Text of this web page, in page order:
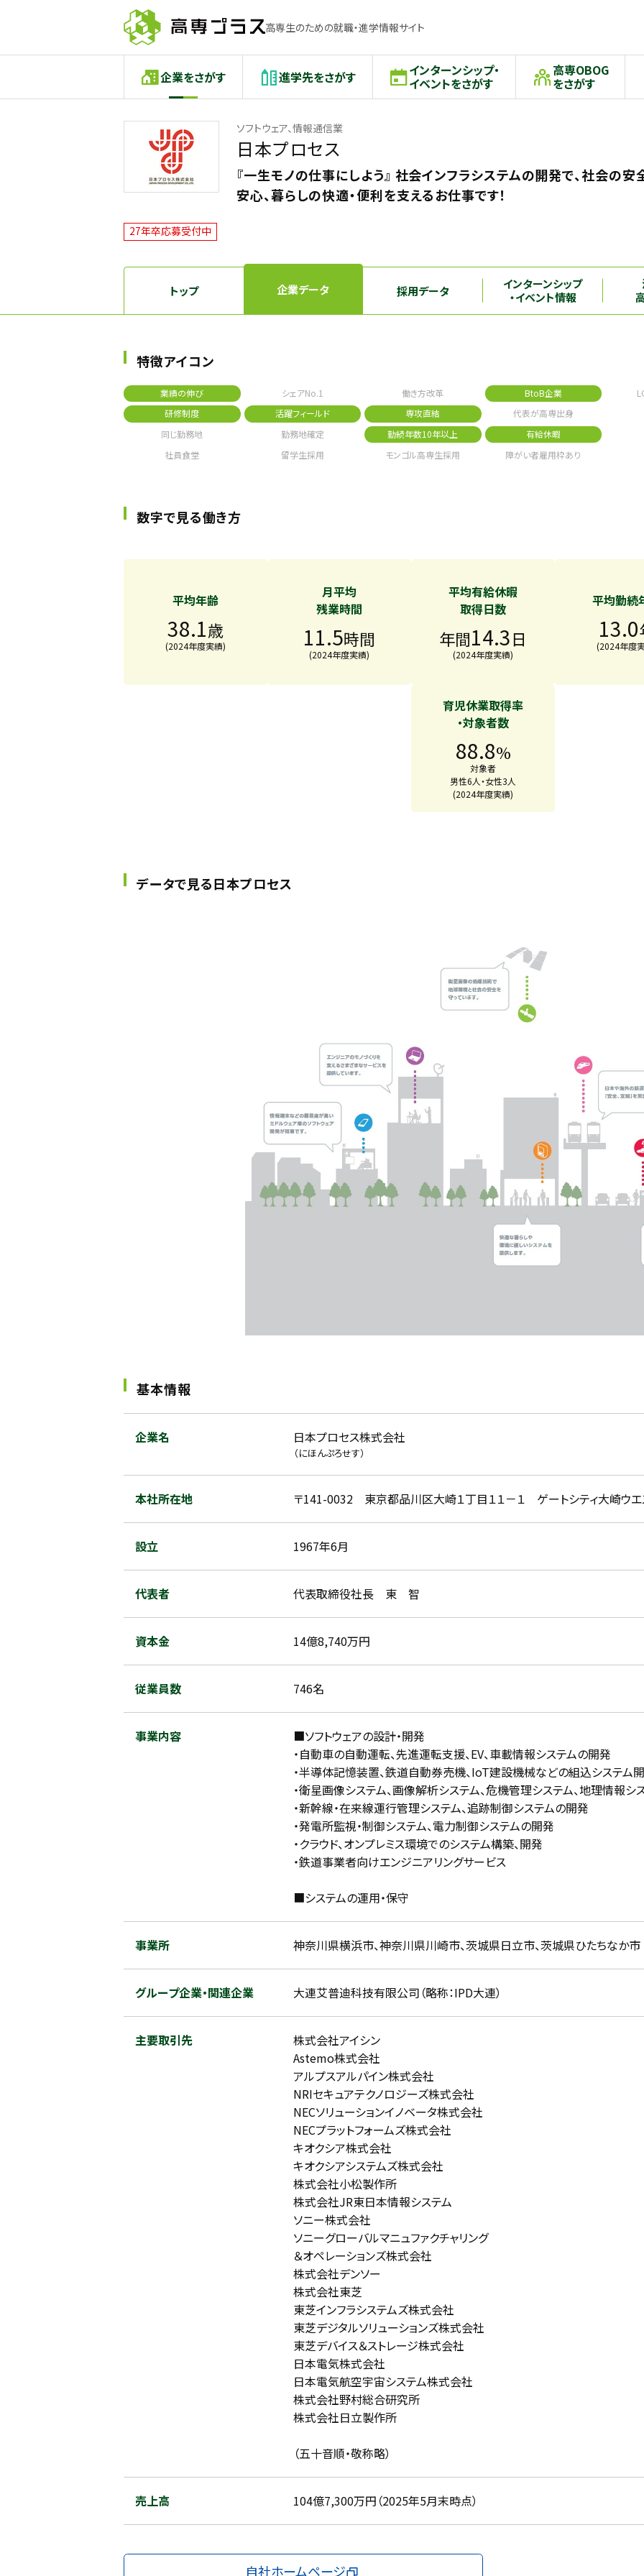
高専生のための就職・進学情報サイト
企業をさがす 進学先をさがす インターンシップ・
イベントをさがす
高専OBOG
をさがす
ソフトウェア、情報通信業
日本プロセス
『一生モノの仕事にしよう』 社会インフラシステムの開発で、社会の安
安心、暮らしの快適・便利を支えるお仕事です！
27年卒応募受付中
トップ 企業データ 採用データ
インターンシップ
・イベント情報
特徴アイコン
業績の伸び シェアNo.1 働き方改革 BtoB企業
研修制度
活躍フィールド 専攻直結 代表が高専出身
同じ勤務地
勤務地確定 勤続年数10年以上 有給休暇
社員食堂
留学生採用 モンゴル高専生採用 障がい者雇用枠あり
数字で見る働き方
平均年齢
38.1歳
(2024年度実績)
月平均
残業時間
11.5時間
(2024年度実績)
平均有給休暇
取得日数
年間14.3日
(2024年度実績)
平均勤続
13.0
(2024年度
育児休業取得率
・対象者数
88.8%
対象者
男性6人・女性3人
(2024年度実績)
データで見る日本プロセス
基本情報
企業名 日本プロセス株式会社
（にほんぷろせす）
本社所在地 〒141-0032 東京都品川区大崎１丁目１１－１ ゲートシティ大崎ウエ
設立 1967年6月
代表者 代表取締役社長 東 智
資本金 14億8,740万円
従業員数 746名
事業内容
■ソフトウェアの設計・開発
・自動車の自動運転、先進運転支援、EV、車載情報システムの開発
・半導体記憶装置、鉄道自動券売機、IoT建設機械などの組込システム
・衛星画像システム、画像解析システム、危機管理システム、地理情報シ
・新幹線・在来線運行管理システム、追跡制御システムの開発
・発電所監視・制御システム、電力制御システムの開発
・クラウド、オンプレミス環境でのシステム構築、開発
・鉄道事業者向けエンジニアリングサービス
■システムの運用・保守
事業所 神奈川県横浜市、神奈川県川崎市、茨城県日立市、茨城県ひたちなか市
グループ企業・関連企業 大連艾普迪科技有限公司（略称：IPD大連）
主要取引先
株式会社アイシン
Astemo株式会社
アルプスアルパイン株式会社
NRIセキュアテクノロジーズ株式会社
NECソリューションイノベータ株式会社
NECプラットフォームズ株式会社
キオクシア株式会社
キオクシアシステムズ株式会社
株式会社小松製作所
株式会社JR東日本情報システム
ソニー株式会社
ソニーグローバルマニュファクチャリング
＆オペレーションズ株式会社
株式会社デンソー
株式会社東芝
東芝インフラシステムズ株式会社
東芝デジタルソリューションズ株式会社
東芝デバイス＆ストレージ株式会社
日本電気株式会社
日本電気航空宇宙システム株式会社
株式会社野村総合研究所
株式会社日立製作所
（五十音順・敬称略）
売上高 104億7,300万円（2025年5月末時点）
自社ホームページ